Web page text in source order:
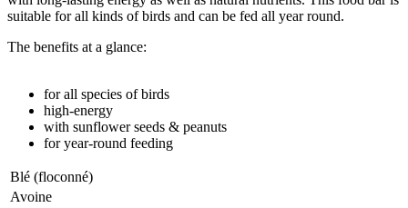
suitable for all kinds of birds and can be fed all year round.
The benefits at a glance:
for all species of birds
high-energy
with sunflower seeds & peanuts
for year-round feeding
Blé (floconné)
Avoine